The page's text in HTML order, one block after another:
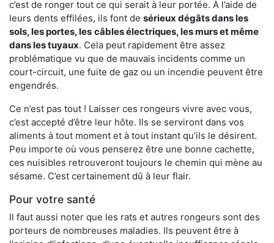
c’est de ronger tout ce qui serait à leur portée. À l’aide de
leurs dents effilées, ils font de sérieux dégâts dans les
sols, les portes, les câbles électriques, les murs et même
dans les tuyaux. Cela peut rapidement être assez
problématique vu que de mauvais incidents comme un
court-circuit, une fuite de gaz ou un incendie peuvent être
engendrés.
Ce n’est pas tout ! Laisser ces rongeurs vivre avec vous,
c’est accepté d’être leur hôte. Ils se serviront dans vos
aliments à tout moment et à tout instant qu’ils le désirent.
Peu importe où vous penserez être une bonne cachette,
ces nuisibles retrouveront toujours le chemin qui mène au
sésame. C’est certainement dû à leur flair.
Pour votre santé
Il faut aussi noter que les rats et autres rongeurs sont des
porteurs de nombreuses maladies. Ils peuvent être à